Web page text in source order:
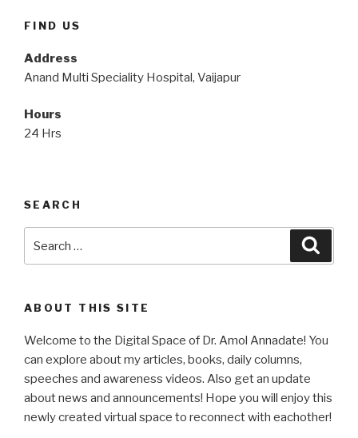
FIND US
Address
Anand Multi Speciality Hospital, Vaijapur
Hours
24 Hrs
SEARCH
for:
ABOUT THIS SITE
Welcome to the Digital Space of Dr. Amol Annadate! You
can explore about my articles, books, daily columns,
speeches and awareness videos. Also get an update
about news and announcements! Hope you will enjoy this
newly created virtual space to reconnect with eachother!